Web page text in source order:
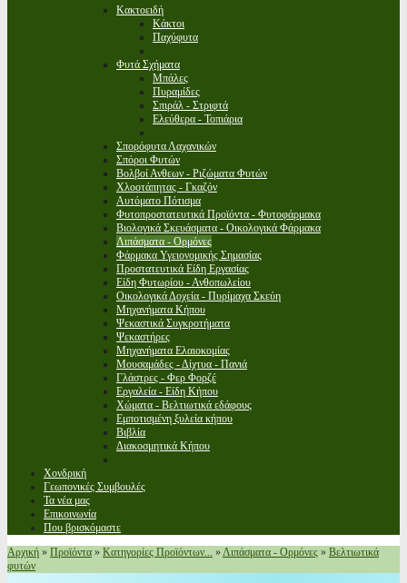
Κακτοειδή
Κάκτοι
Παχύφυτα
Φυτά Σχήματα
Μπάλες
Πυραμίδες
Σπιράλ - Στριφτά
Ελεύθερα - Τοπιάρια
Σπορόφυτα Λαχανικών
Σπόροι Φυτών
Βολβοί Ανθεων - Ριζώματα Φυτών
Χλοοτάπητας - Γκαζόν
Αυτόματο Πότισμα
Φυτοπροστατευτικά Προϊόντα - Φυτοφάρμακα
Βιολογικά Σκευάσματα - Οικολογικά Φάρμακα
Λιπάσματα - Ορμόνες
Φάρμακα Υγειονομικής Σημασίας
Προστατευτικά Είδη Εργασίας
Είδη Φυτωρίου - Ανθοπωλείου
Οικολογικά Δοχεία - Πυρίμαχα Σκεύη
Μηχανήματα Κήπου
Ψεκαστικά Συγκροτήματα
Ψεκαστήρες
Μηχανήματα Ελαιοκομίας
Μουσαμάδες - Δίχτυα - Πανιά
Γλάστρες - Φερ Φορζέ
Εργαλεία - Είδη Κήπου
Χώματα - Βελτιωτικά εδάφους
Εμποτισμένη ξυλεία κήπου
Βιβλία
Διακοσμητικά Κήπου
Χονδρική
Γεωπονικές Συμβουλές
Τα νέα μας
Επικοινωνία
Που βρισκόμαστε
Αρχική » Προϊόντα » Κατηγορίες Προϊόντων... »Λιπάσματα - Ορμόνες » Βελτιωτικά
φυτών